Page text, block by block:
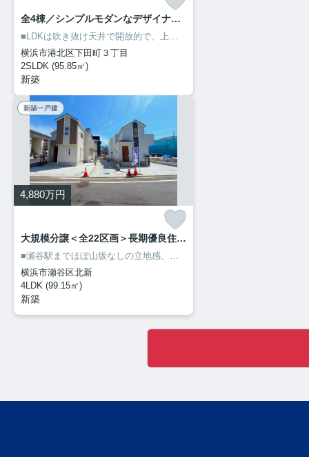
全4棟／シンプルモダンなデザイナーズハウス／港北区下田町3丁目 SITE-B
■LDKは吹き抜け天井で開放的で、上階からも陽光が差し込む設計。
横浜市港北区下田町３丁目
2SLDK (95.85㎡)
新築
新築一戸建
4,880万円
大規模分譲＜全22区画＞長期優良住宅／横浜市瀬谷区北新 19号棟
■瀬谷駅までほぼ山坂なしの立地感、駅動線にスーパーが2件もありお買い物が便利
横浜市瀬谷区北新
4LDK (99.15㎡)
新築